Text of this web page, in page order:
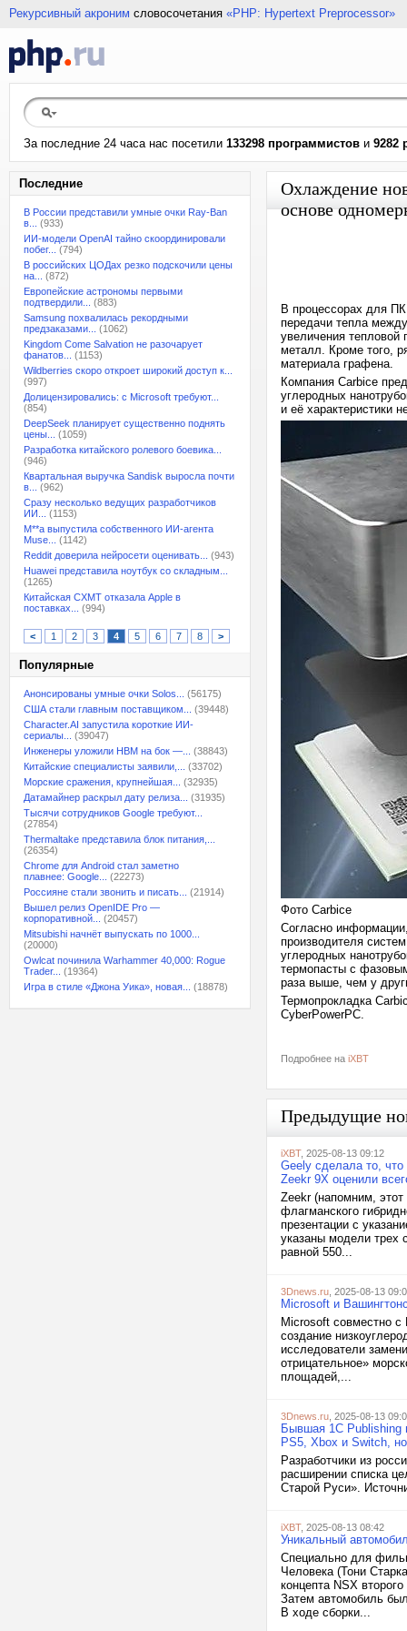
Рекурсивный акроним словосочетания «PHP: Hypertext Preprocessor»
За последние 24 часа нас посетили 133298 программистов и 9282
Последние
В России представили умные очки Ray-Ban
в...
(933)
ИИ-модели OpenAI тайно скоординировали
побег...
(794)
В российских ЦОДах резко подскочили цены
на...
(872)
Европейские астрономы первыми
подтвердили...
(883)
Samsung похвалилась рекордными
предзаказами...
(1062)
Kingdom Come Salvation не разочарует
фанатов...
(1153)
Wildberries скоро откроет широкий доступ к...
(997)
Долицензировались: с Microsoft требуют...
(854)
DeepSeek планирует существенно поднять
цены...
(1059)
Разработка китайского ролевого боевика...
(946)
Квартальная выручка Sandisk выросла почти
в...
(962)
Сразу несколько ведущих разработчиков
ИИ...
(1153)
M**a выпустила собственного ИИ-агента
Muse...
(1142)
Reddit доверила нейросети оценивать...
(943)
Huawei представила ноутбук со складным...
(1265)
Китайская CXMT отказала Apple в
поставках...
(994)
< 1 2 3 4 5 6 7 8 >
Популярные
Анонсированы умные очки Solos...
(56175)
США стали главным поставщиком...
(39448)
Character.AI запустила короткие ИИ-
сериалы...
(39047)
Инженеры уложили HBM на бок —...
(38843)
Китайские специалисты заявили,...
(33702)
Морские сражения, крупнейшая...
(32935)
Датамайнер раскрыл дату релиза...
(31935)
Тысячи сотрудников Google требуют...
(27854)
Thermaltake представила блок питания,...
(26354)
Chrome для Android стал заметно
плавнее: Google...
(22273)
Россияне стали звонить и писать...
(21914)
Вышел релиз OpenIDE Pro —
корпоративной...
(20457)
Mitsubishi начнёт выпускать по 1000...
(20000)
Owlcat починила Warhammer 40,000: Rogue
Trader...
(19364)
Игра в стиле «Джона Уика», новая...
(18878)
Охлаждение
основе
В процессорах для
передачи тепла
увеличения тепловой
металл. Кроме того,
материала графена.
Компания Carbice
углеродных
и её характеристики
Фото Carbice
Согласно
производителя
углеродных
термопасты с
раза выше, чем у
Термопрокладка
CyberPowerPC.
Подробнее на iXBT
Предыдущие
iXBT, 2025-08-13 09:12
Geely сделала то,
Zeekr 9X оценили
Zeekr (напомним,
флагманского
презентации с
указаны модели трех
равной 550...
3Dnews.ru , 2025-08-13
Microsoft и
Microsoft совместно
создание
исследователи
отрицательное»
площадей,...
3Dnews.ru , 2025-08-13
Бывшая 1C Publishing
PS5, Xbox и Switch,
Разработчики из
расширении списка
Старой Руси».
iXBT, 2025-08-13 08:42
Уникальный
Специально для
Человека (Тони
концепта NSX
Затем автомобиль
В ходе сборки...